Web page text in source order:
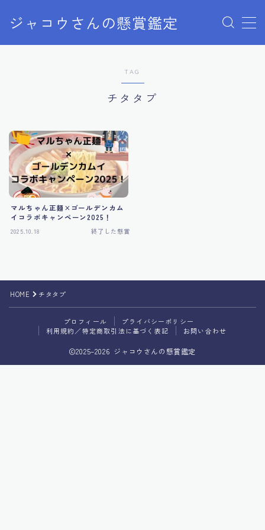
ジャコウさんの懸賞鑑定
MENU
クローズドキャンペーン
ユニバ懸賞
商品購入
当選報告
プライバシーポリシー
利用規約／特定商取引法に基づく表記
TAG
チタタプ
マルちゃん正麺×ゴールデンカム
イコラボキャンペーン2025！
2025.10.18 終了した懸賞
HOME チタタプ
プロフィール
プライバシーポリシー
利用規約／特定商取引法に基づく表記
お問い合わせ
2025–2026 ジャコウさんの懸賞鑑定